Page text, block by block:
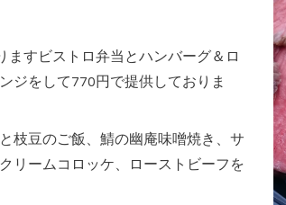
ますビストロ弁当とハンバーグ＆ロ
ジをして770円で提供しておりま
枝豆のご飯、鯖の幽庵味噌焼き、サ
リームコロッケ、ローストビーフを